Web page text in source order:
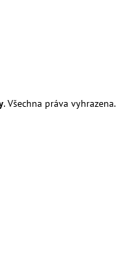
. Všechna práva vyhrazena.